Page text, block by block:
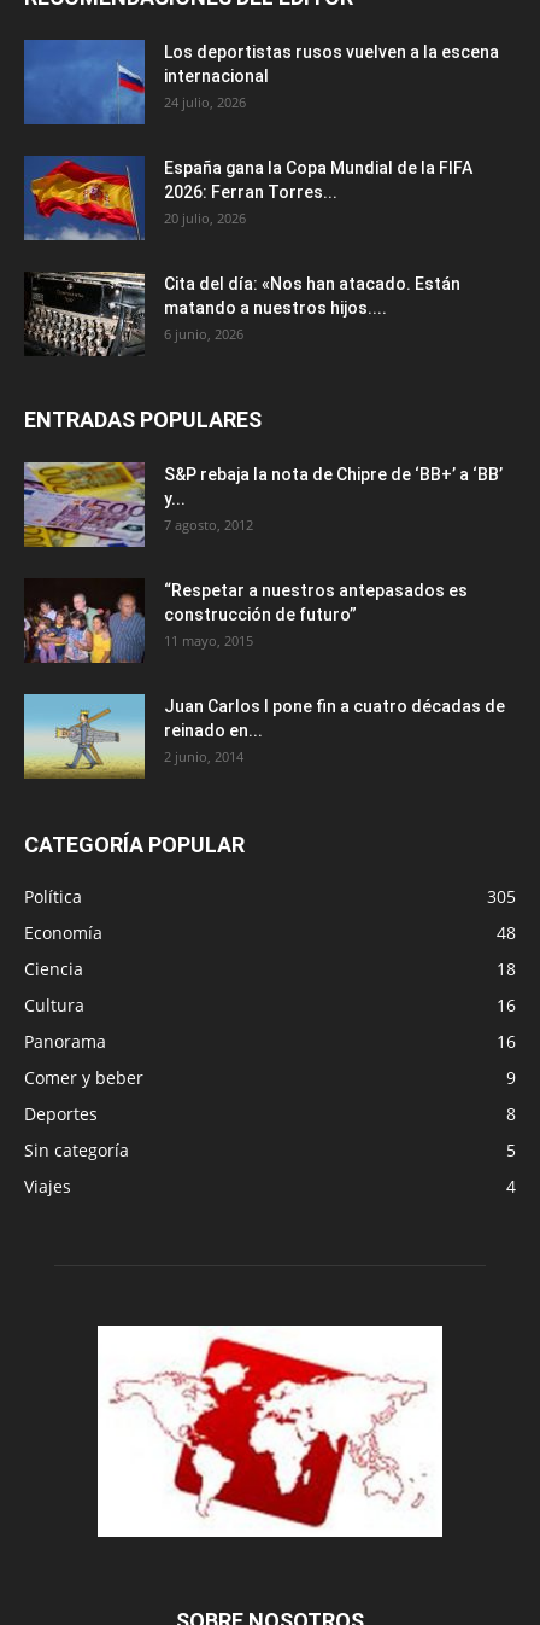
Los deportistas rusos vuelven a la escena
internacional
24 julio, 2026
España gana la Copa Mundial de la FIFA
2026: Ferran Torres...
20 julio, 2026
Cita del día: «Nos han atacado. Están
matando a nuestros hijos....
6 junio, 2026
ENTRADAS POPULARES
S&P rebaja la nota de Chipre de ‘BB+’ a ‘ВВ’
y...
7 agosto, 2012
“Respetar a nuestros antepasados es
construcción de futuro”
11 mayo, 2015
Juan Carlos I pone fin a cuatro décadas de
reinado en...
2 junio, 2014
CATEGORÍA POPULAR
Política
305
Economía
48
Ciencia
18
Cultura
16
Panorama
16
Comer y beber
9
Deportes
8
Sin categoría
5
Viajes
4